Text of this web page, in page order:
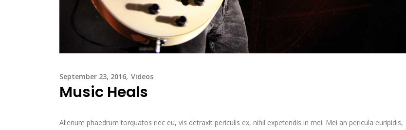
September 23, 2016 Videos
Music Heals
Alienum phaedrum torquatos nec eu, vis detraxit periculis ex, nihil expetendis in mei. Mei an pericula euripidis,